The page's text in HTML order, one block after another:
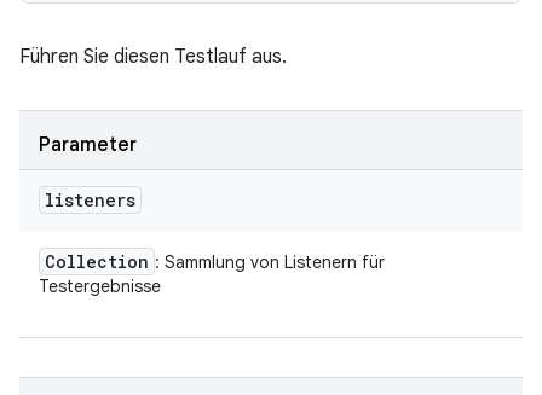
Führen Sie diesen Testlauf aus.
Parameter
listeners
Collection : Sammlung von Listenern für
Testergebnisse